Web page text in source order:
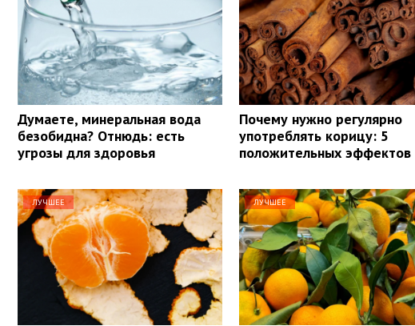
Думаете, минеральная вода
безобидна? Отнюдь: есть
угрозы для здоровья
Почему нужно регулярно
употреблять корицу: 5
положительных эффектов
ЛУЧШЕЕ ЛУЧШЕЕ